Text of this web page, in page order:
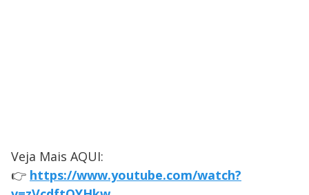
Veja Mais AQUI:
👉 https://www.youtube.com/watch?